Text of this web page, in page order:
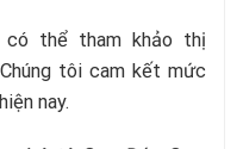
có thể tham khảo thị
tôi cam kết mức
nay.